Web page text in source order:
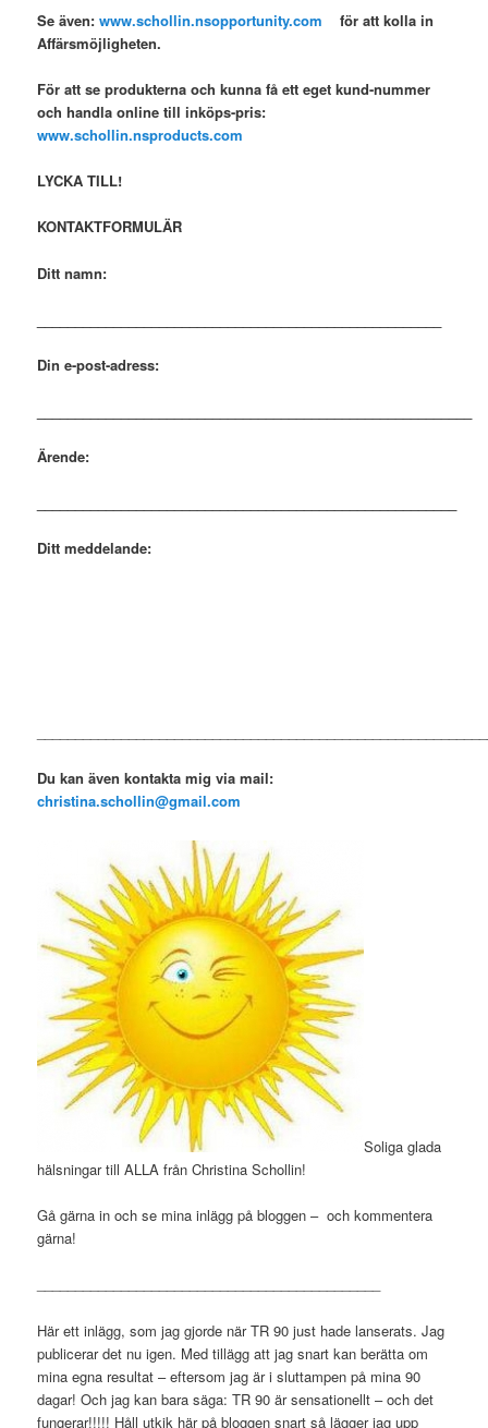
Se även:www.schollin.nsopportunity.com för att kolla in
Affärsmöjligheten.
För att se produkterna och kunna få ett eget kund-nummer
och handla online till inköps-pris:
www.schollin.nsproducts.com
LYCKA TILL!
KONTAKTFORMULÄR
Ditt namn:
Din e-post-adress:
Ärende:
Ditt meddelande:
Du kan även kontakta mig via mail:
christina.schollin@gmail.com
Soliga glada
hälsningar till ALLA från Christina Schollin!
Gå gärna in och se mina inlägg på bloggen – och kommentera
gärna!
Här ett inlägg, som jag gjorde när TR 90 just hade lanserats. Jag
publicerar det nu igen. Med tillägg att jag snart kan berätta om
mina egna resultat – eftersom jag är i sluttampen på mina 90
dagar! Och jag kan bara säga: TR 90 är sensationellt – och det
fungerar!!!!! Håll utkik här på bloggen snart så lägger jag upp